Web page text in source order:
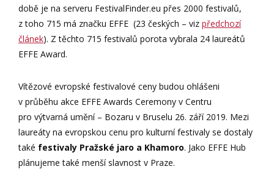
době je na serveru FestivalFinder.eu přes 2000 festivalů,
z toho 715 má značku EFFE (23 českých – viz předchozí
článek). Z těchto 715 festivalů porota vybrala 24 laureátů
EFFE Award.
Vítězové evropské festivalové ceny budou ohlášeni
v průběhu akce EFFE Awards Ceremony v Centru
pro výtvarná umění – Bozaru v Bruselu 26. září 2019. Mezi
laureáty na evropskou cenu pro kulturní festivaly se dostaly
také festivaly Pražské jaro a Khamoro. Jako EFFE Hub
plánujeme také menší slavnost v Praze.